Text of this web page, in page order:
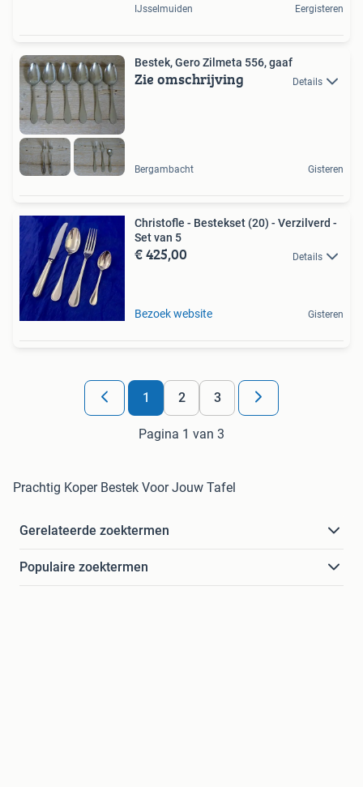
IJsselmuiden Eergisteren
Bestek, Gero Zilmeta 556, gaaf
Zie omschrijving Details
Bergambacht Gisteren
Christofle - Bestekset (20) - Verzilverd -
Set van 5
€ 425,00 Details
Bezoek website Gisteren
1 2 3
Pagina 1 van 3
Prachtig Koper Bestek Voor Jouw Tafel
Gerelateerde zoektermen
Populaire zoektermen